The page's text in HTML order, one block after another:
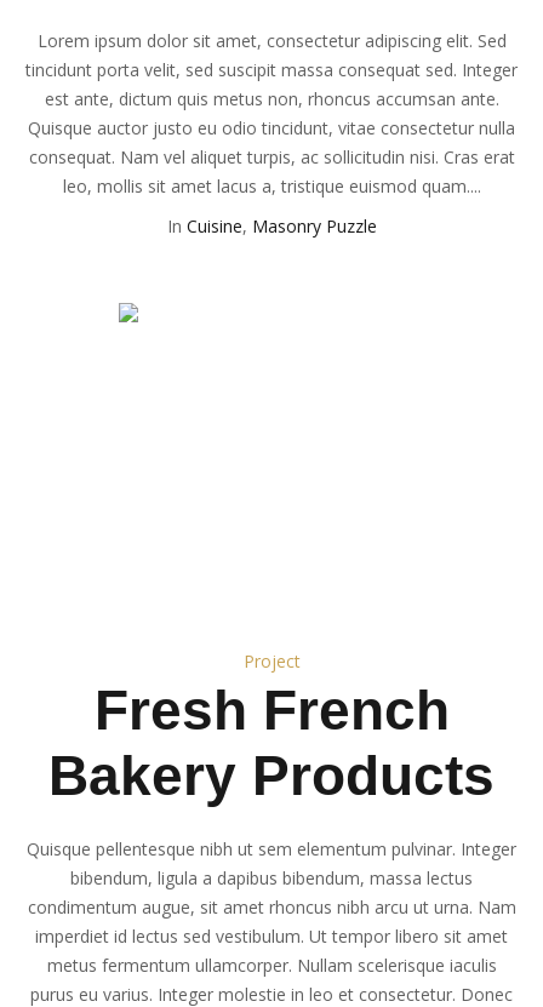
Lorem ipsum dolor sit amet, consectetur adipiscing elit. Sed
tincidunt porta velit, sed suscipit massa consequat sed. Integer
est ante, dictum quis metus non, rhoncus accumsan ante.
Quisque auctor justo eu odio tincidunt, vitae consectetur nulla
consequat. Nam vel aliquet turpis, ac sollicitudin nisi. Cras erat
leo, mollis sit amet lacus a, tristique euismod quam....
In Cuisine, Masonry Puzzle
Project
Fresh French
Bakery Products
Quisque pellentesque nibh ut sem elementum pulvinar. Integer
bibendum, ligula a dapibus bibendum, massa lectus
condimentum augue, sit amet rhoncus nibh arcu ut urna. Nam
imperdiet id lectus sed vestibulum. Ut tempor libero sit amet
metus fermentum ullamcorper. Nullam scelerisque iaculis
purus eu varius. Integer molestie in leo et consectetur. Donec